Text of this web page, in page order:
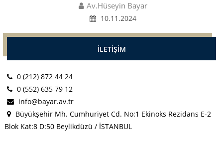
Av.Hüseyin Bayar
10.11.2024
İLETİŞİM
0 (212) 872 44 24
0 (552) 635 79 12
info@bayar.av.tr
Büyükşehir Mh. Cumhuriyet Cd. No:1 Ekinoks Rezidans E-2
Blok Kat:8 D:50 Beylikdüzü / İSTANBUL